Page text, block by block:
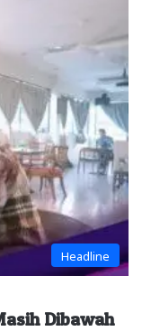
Headline
Dibawah